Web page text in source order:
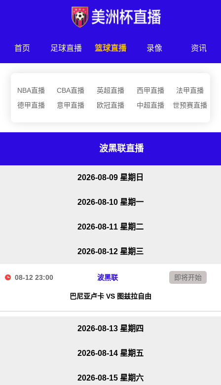
首页 足球直播 篮球直播 录像 资讯
NBA直播 CBA直播 英超直播 西甲直播
法甲直播
德甲直播
意甲直播 欧冠直播 中超直播 世预赛直播
波黑联直播
2026-08-09 星期日
2026-08-10 星期一
2026-08-11 星期二
2026-08-12 星期三
08-12 23:00 波黑联
巴尼亚卢卡 VS 图兹拉自由
即将开始
2026-08-13 星期四
2026-08-14 星期五
2026-08-15 星期六